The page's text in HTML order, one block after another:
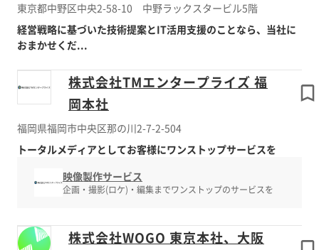
東京都中野区中央2-58-10 中野ラックスタービル5階
経営戦略に基づいた技術提案とIT活用支援のことなら、当社に
おまかせくだ...
株式会社TMエンタープライズ 福
岡本社
福岡県福岡市中央区那の川2-7-2-504
トータルメディアとしてお客様にワンストップサービスを
映像製作サービス
企画・撮影(ロケ)・編集までワンストップのサービスを
株式会社WOGO 東京本社、大阪